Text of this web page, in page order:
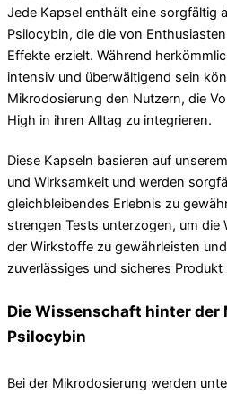
Jede Kapsel enthält eine sorgfältig
Psilocybin, die die von
Effekte erzielt. Während
intensiv und überwältigend sein
Mikrodosierung den Nutzern, die
High in ihren Alltag zu integrieren.
Diese Kapseln basieren auf
und Wirksamkeit und werden
gleichbleibendes Erlebnis zu
strengen Tests unterzogen, um die
der Wirkstoffe zu gewährleisten
zuverlässiges und sicheres Produkt
Die Wissenschaft hinter der
Psilocybin
Bei der Mikrodosierung werden